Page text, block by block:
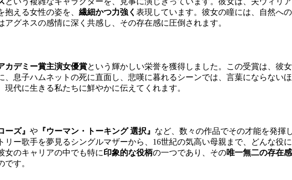
抱える女性の姿を、 繊細かつ力強く 表現しています。彼女の瞳には、自然へ
アグネスの感情に深く共感し、その存在感に圧倒されます。
カデミー賞主演女優賞という輝かしい栄誉を獲得しました。この受賞は、彼
、息子ハムネットの死に直面し、悲嘆に暮れるシーンでは、言葉にならない
現代に生きる私たちに鮮やかに伝えてくれます。
ーズ』 や 『ウーマン・トーキング 選択』 など、数々の作品でその才能を発揮
リー歌手を夢見るシングルマザーから、16世紀の気高い母親まで、どんな役
女のキャリアの中でも特に印象的な役柄の一つであり、その唯一無二の存在感
です。